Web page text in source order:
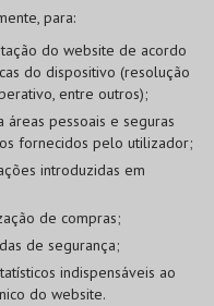
para:
do website de acordo
do dispositivo (resolução
entre outros);
áreas pessoais e seguras
fornecidos pelo utilizador;
introduzidas em
de compras;
de segurança;
indispensáveis ao
do website.